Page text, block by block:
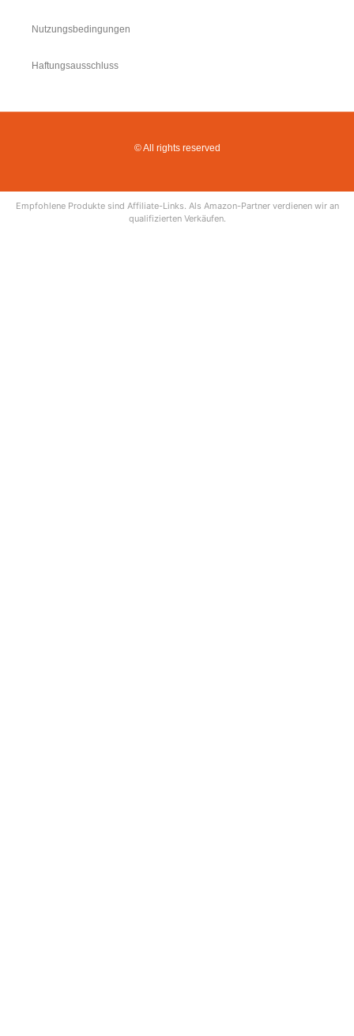
Nutzungsbedingungen
Haftungsausschluss
© All rights reserved
Empfohlene Produkte sind Affiliate-Links. Als Amazon-Partner verdienen wir an
qualifizierten Verkäufen.